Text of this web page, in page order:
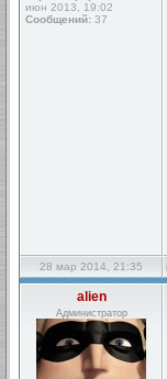
июн 2013, 19:02
Сообщений: 37
28 мар 2014, 21:35
alien
Администратор